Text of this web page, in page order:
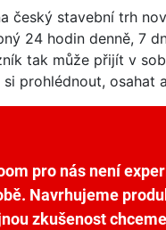
český stavební trh
24 hodin denně, 7
tak může přijít v
prohlédnout,
pro nás není
Navrhujeme
zkušenost